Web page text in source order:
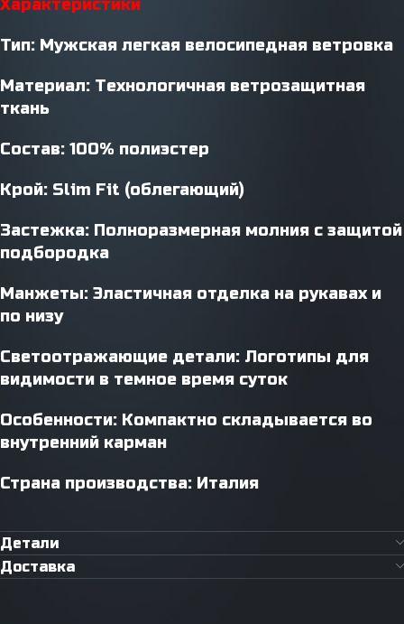
Характеристики
Тип: Мужская легкая велосипедная ветровка
Материал: Технологичная ветрозащитная
ткань
Состав: 100% полиэстер
Крой: Slim Fit (облегающий)
Застежка: Полноразмерная молния с защитой
подбородка
Манжеты: Эластичная отделка на рукавах и
по низу
Светоотражающие детали: Логотипы для
видимости в темное время суток
Особенности: Компактно складывается во
внутренний карман
Страна производства: Италия
Детали
Доставка